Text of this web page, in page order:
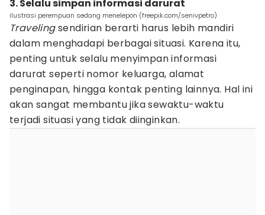
3. Selalu simpan informasi darurat
ilustrasi perempuan sedang menelepon (freepik.com/senivpetro)
Travelingsendirian berarti harus lebih mandiri
dalam menghadapi berbagai situasi. Karena itu,
penting untuk selalu menyimpan informasi
darurat seperti nomor keluarga, alamat
penginapan, hingga kontak penting lainnya. Hal ini
akan sangat membantu jika sewaktu-waktu
terjadi situasi yang tidak diinginkan.